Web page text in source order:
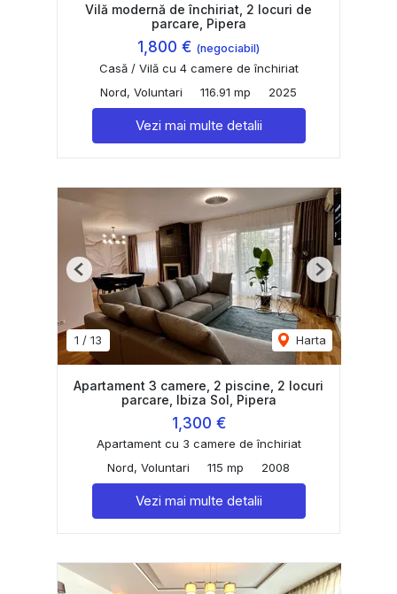
Vilă modernă de închiriat, 2 locuri de
parcare, Pipera
1,800 € (negociabil)
Casă / Vilă cu 4 camere de închiriat
Nord, Voluntari
116.91 mp 2025
Vezi mai multe detalii
1 / 13 Harta
Previous Next
Apartament 3 camere, 2 piscine, 2 locuri
parcare, Ibiza Sol, Pipera
1,300 €
Apartament cu 3 camere de închiriat
Nord, Voluntari
115 mp 2008
Vezi mai multe detalii